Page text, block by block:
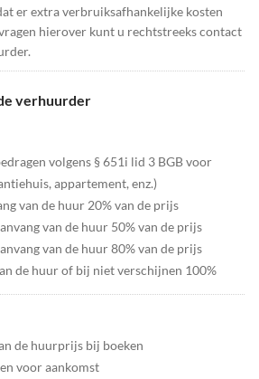
er extra verbruiksafhankelijke kosten
hierover kunt u rechtstreeks contact
verhuurder
volgens § 651i lid 3 BGB voor
appartement, enz.)
van de huur 20% van de prijs
van de huur 50% van de prijs
van de huur 80% van de prijs
de huur of bij niet verschijnen 100%
de huurprijs bij boeken
voor aankomst